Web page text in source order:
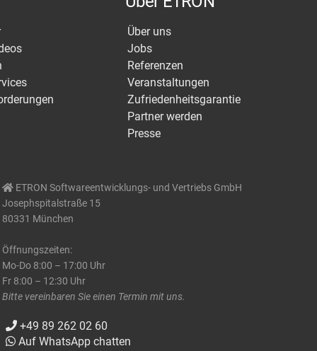
Über uns
Jobs
Referenzen
Veranstaltungen
Zufriedenheitsgarantie
Partner werden
Presse
ETRON Softwareentwicklungs- und Vertriebs GmbH
Josephspitalstraße 15
80331 München
Öffnungszeiten:
Mo-Do 8:00 – 17:00 Uhr
Fr 8:00 – 12:30 Uhr
Bitte vereinbaren Sie einen Termin mit uns.
+49 89 262 02 60
Auf WhatsApp chatten